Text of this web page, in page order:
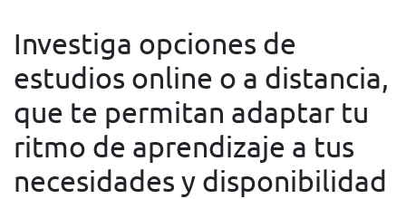
Investiga opciones de
estudios online o a distancia,
que te permitan adaptar tu
ritmo de aprendizaje a tus
necesidades y disponibilidad